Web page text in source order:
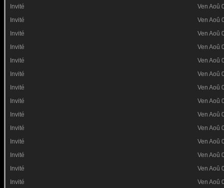
Invité
Ven Aoû
Invité
Ven Aoû
Invité
Ven Aoû
Invité
Ven Aoû
Invité
Ven Aoû
Invité
Ven Aoû
Invité
Ven Aoû
Invité
Ven Aoû
Invité
Ven Aoû
Invité
Ven Aoû
Invité
Ven Aoû
Invité
Ven Aoû
Invité
Ven Aoû
Invité
Ven Aoû